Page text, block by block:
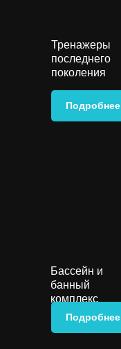
Тренажеры
последнего
поколения
Бассейн и
банный
комплекс
Подробнее
Подробнее